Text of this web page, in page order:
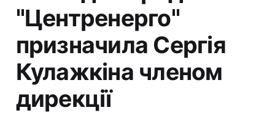
"Центренерго"
призначила Сергія
Кулажкіна членом
дирекції